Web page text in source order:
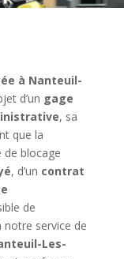
à Nanteuil-
d’un gage
, sa
que la
de blocage
, d’un contrat
de
notre service de
Les-